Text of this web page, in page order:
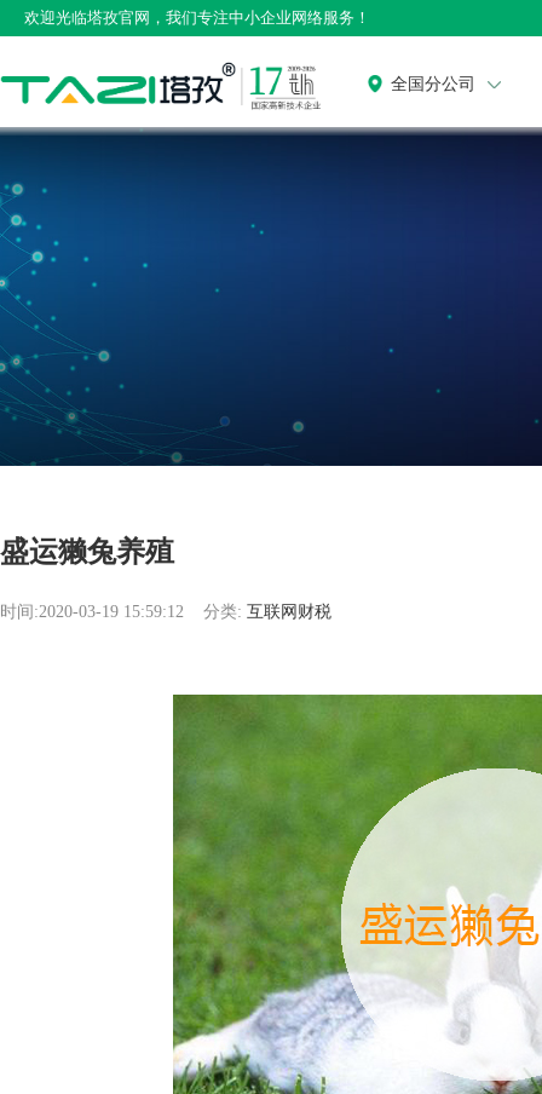
欢迎光临塔孜官网，我们专注中小企业网络服务！
全国分公司
盛运獭兔养殖
时间:2020-03-19 15:59:12 分类: 互联网财税